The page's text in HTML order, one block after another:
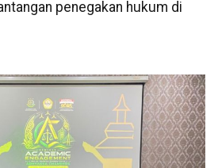
penegakan hukum di